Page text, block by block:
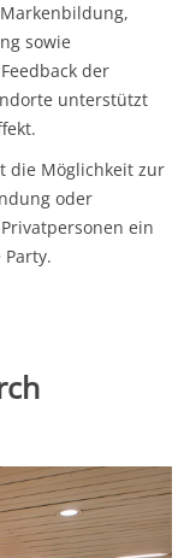
sowie
der
unterstützt
die Möglichkeit zur
oder
ein